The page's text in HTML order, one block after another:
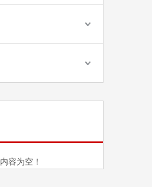
内容为空！